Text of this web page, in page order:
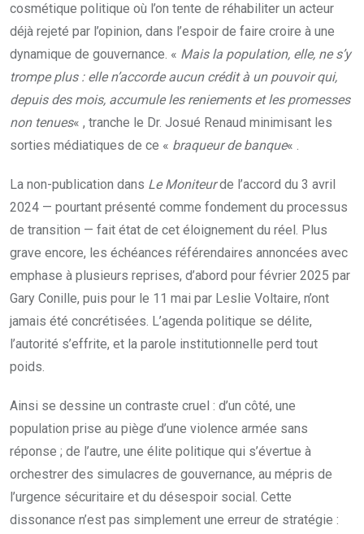
cosmétique politique où l’on tente de réhabiliter un acteur
déjà rejeté par l’opinion, dans l’espoir de faire croire à une
dynamique de gouvernance. « Mais la population, elle, ne s’y
trompe plus : elle n’accorde aucun crédit à un pouvoir qui,
depuis des mois, accumule les reniements et les promesses
non tenues« , tranche le Dr. Josué Renaud minimisant les
sorties médiatiques de ce « braqueur de banque« .
La non-publication dans Le Moniteurde l’accord du 3 avril
2024 — pourtant présenté comme fondement du processus
de transition — fait état de cet éloignement du réel. Plus
grave encore, les échéances référendaires annoncées avec
emphase à plusieurs reprises, d’abord pour février 2025 par
Gary Conille, puis pour le 11 mai par Leslie Voltaire, n’ont
jamais été concrétisées. L’agenda politique se délite,
l’autorité s’effrite, et la parole institutionnelle perd tout
poids.
Ainsi se dessine un contraste cruel : d’un côté, une
population prise au piège d’une violence armée sans
réponse ; de l’autre, une élite politique qui s’évertue à
orchestrer des simulacres de gouvernance, au mépris de
l’urgence sécuritaire et du désespoir social. Cette
dissonance n’est pas simplement une erreur de stratégie :